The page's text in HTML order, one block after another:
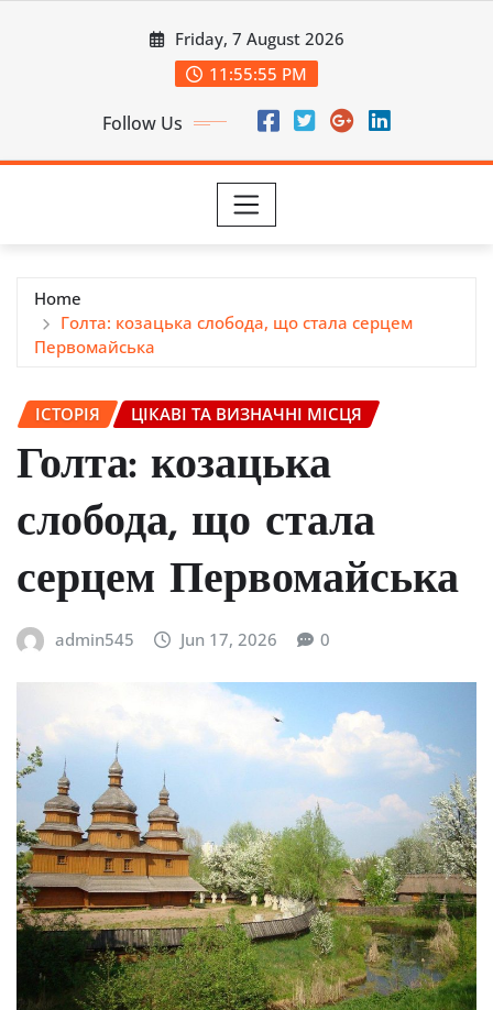
Friday, 7 August 2026
11:55:56 PM
Follow Us
Home
Голта: козацька слобода, що стала серцем
Первомайська
ІСТОРІЯ ЦІКАВІ ТА ВИЗНАЧНІ МІСЦЯ
Голта: козацька
слобода, що стала
серцем Первомайська
admin545 Jun 17, 2026 0